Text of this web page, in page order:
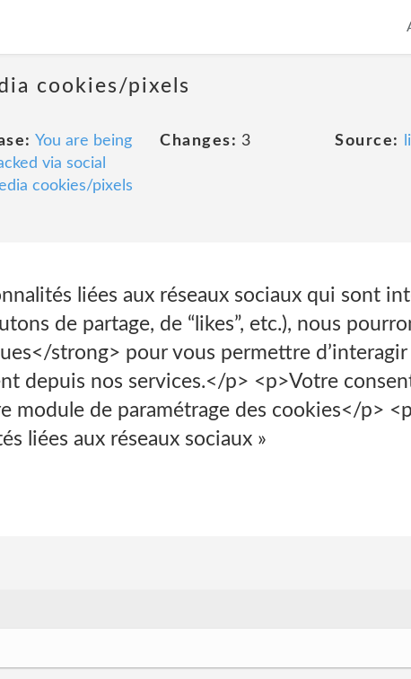
cookies/pixels
You are being
via social
cookies/pixels
Changes: 3 Source:
liées aux réseaux sociaux qui sont
de partage, de “likes”, etc.), nous
strong> pour vous permettre d’interagir
depuis nos services.</p> <p>Votre
module de paramétrage des cookies</p>
liées aux réseaux sociaux »